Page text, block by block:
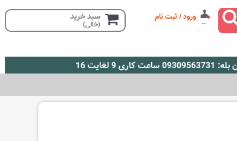
ورود / ثبت نام سبد خرید
(خالی)